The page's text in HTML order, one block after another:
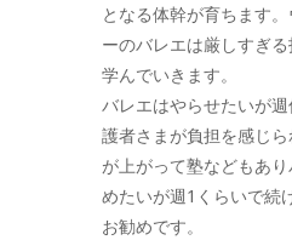
となる体幹が育ちます
ーのバレエは厳しすぎ
学んでいきます。
バレエはやらせたいが
護者さまが負担を感じ
が上がって塾などもあ
めたいが週1くらいで続
お勧めです。